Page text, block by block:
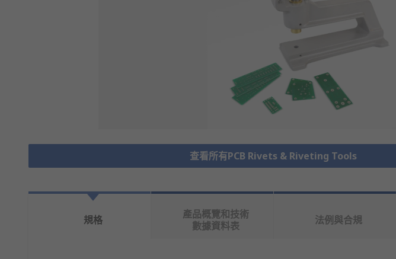
查看所有PCB Rivets & Riveting Tools
規格
產品概覽和技術
數據資料表
法例與合規